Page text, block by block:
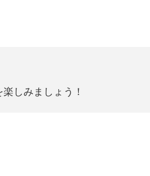
しみましょう！